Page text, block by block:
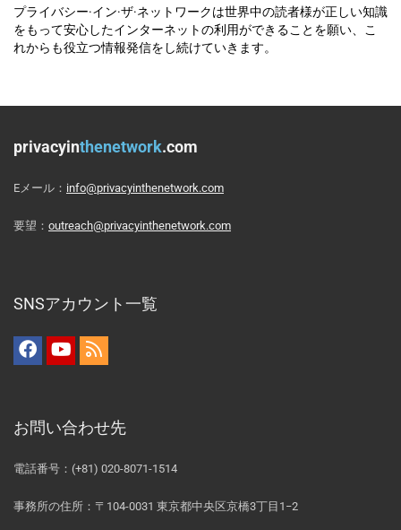
プライバシー·イン·ザ·ネットワークは世界中の読者様が正しい知識
をもって安心したインターネットの利用ができることを願い、こ
れからも役立つ情報発信をし続けていきます。
privacyinthenetwork.com
Eメール： info@privacyinthenetwork.com
要望： outreach@privacyinthenetwork.com
SNSアカウント一覧
お問い合わせ先
電話番号：(+81) 020-8071-1514
事務所の住所：〒104-0031 東京都中央区京橋3丁目1−2